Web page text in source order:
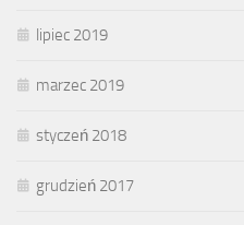
lipiec 2019
marzec 2019
styczeń 2018
grudzień 2017